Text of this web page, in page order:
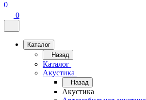
0
0
Каталог
Назад
Каталог
Акустика
Назад
Акустика